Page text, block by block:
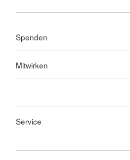
Spenden
Mitwirken
Service